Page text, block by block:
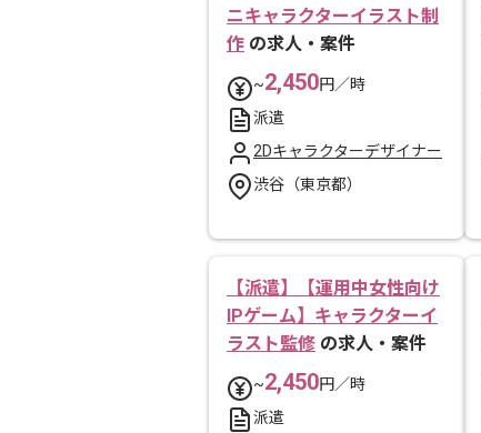
ニキャラクターイラスト制
作 の求人・案件
~2,450円／時
派遣
2Dキャラクターデザイナー
渋谷（東京都）
【派遣】【運用中女性向け
IPゲーム】キャラクターイ
ラスト監修 の求人・案件
~2,450円／時
派遣